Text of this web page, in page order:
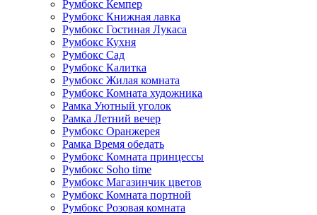
Румбокс Кемпер
Румбокс Книжная лавка
Румбокс Гостиная Лукаса
Румбокс Кухня
Румбокс Сад
Румбокс Калитка
Румбокс Жилая комната
Румбокс Комната художника
Рамка Уютный уголок
Рамка Летний вечер
Румбокс Оранжерея
Рамка Время обедать
Румбокс Комната принцессы
Румбокс Soho time
Румбокс Магазинчик цветов
Румбокс Комната портной
Румбокс Розовая комната